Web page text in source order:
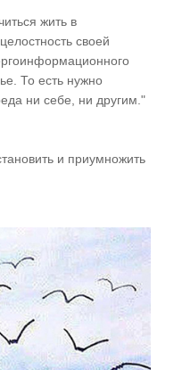
жить в
своей
То есть нужно
ни себе, ни другим."
и приумножить